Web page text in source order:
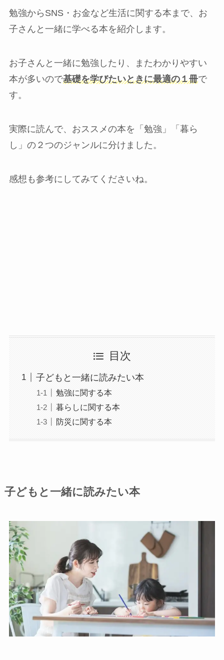
勉強からSNS・お金など生活に関する本まで、お
子さんと一緒に学べる本を紹介します。
お子さんと一緒に勉強したり、またわかりやすい
本が多いので基礎を学びたいときに最適の１冊で
す。
実際に読んで、おススメの本を「勉強」「暮ら
し」の２つのジャンルに分けました。
感想も参考にしてみてくださいね。
目次
子どもと一緒に読みたい本
勉強に関する本
暮らしに関する本
防災に関する本
子どもと一緒に読みたい本